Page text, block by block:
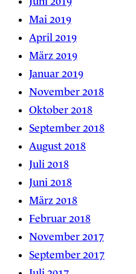
Mai 2019
April 2019
März 2019
Januar 2019
November 2018
Oktober 2018
September 2018
August 2018
Juli 2018
Juni 2018
März 2018
Februar 2018
November 2017
September 2017